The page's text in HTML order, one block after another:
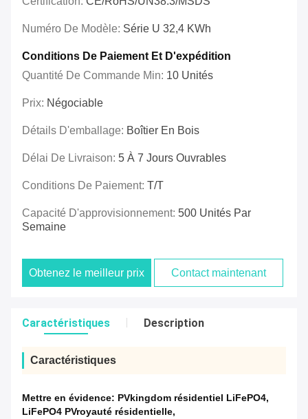
Numéro De Modèle: Série U 32,4 KWh
Conditions De Paiement Et D'expédition
Quantité De Commande Min: 10 Unités
Prix: Négociable
Détails D'emballage: Boîtier En Bois
Délai De Livraison: 5 À 7 Jours Ouvrables
Conditions De Paiement: T/T
Capacité D'approvisionnement: 500 Unités Par
Semaine
Obtenez le meilleur prix Contact maintenant
Caractéristiques Description
Caractéristiques
Mettre en évidence: PVkingdom résidentiel LiFePO4,
LiFePO4 PVroyauté résidentielle,